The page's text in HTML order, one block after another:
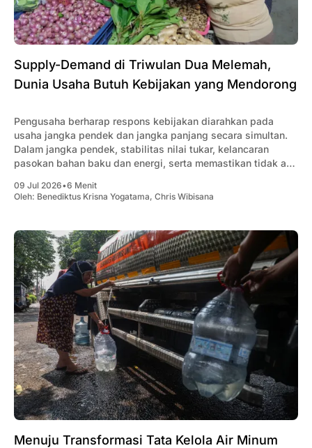
Supply-Demand di Triwulan Dua Melemah,
Dunia Usaha Butuh Kebijakan yang Mendorong
Pengusaha berharap respons kebijakan diarahkan pada
usaha jangka pendek dan jangka panjang secara simultan.
Dalam jangka pendek, stabilitas nilai tukar, kelancaran
pasokan bahan baku dan energi, serta memastikan tidak ada
menjadi semakin mendesak.
09 Jul 2026•6 Menit
Oleh: Benediktus Krisna Yogatama, Chris Wibisana
Menuju Transformasi Tata Kelola Air Minum